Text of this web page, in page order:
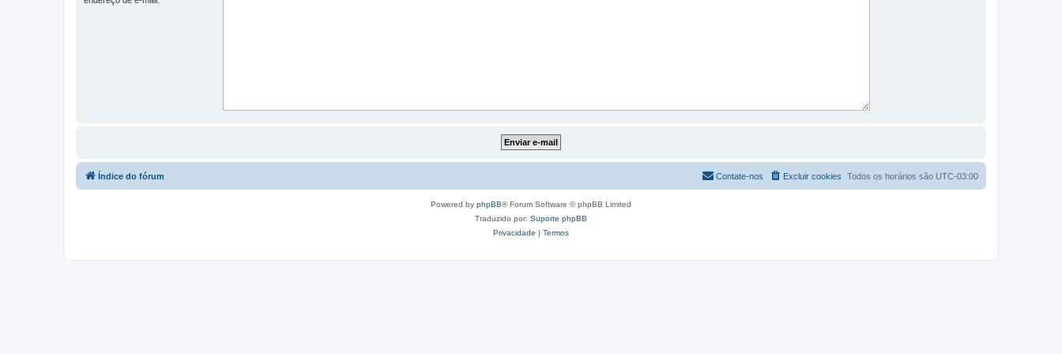
Índice do fórum Todos os horários são UTC-03:00
Excluir cookies
Contate-nos
Powered by phpBB® Forum Software © phpBB Limited
Traduzido por: Suporte phpBB
Privacidade | Termos